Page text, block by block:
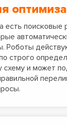
есть поисковые
Роботы
строго
схему и может